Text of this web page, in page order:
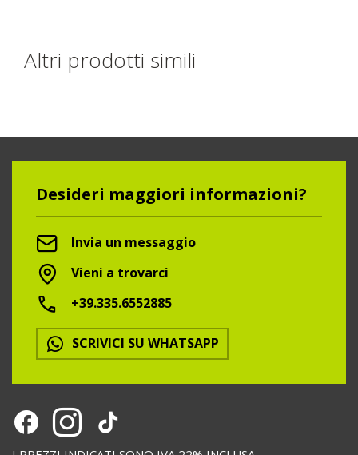
Altri prodotti simili
Desideri maggiori informazioni?
Invia un messaggio
Vieni a trovarci
+39.335.6552885
SCRIVICI SU WHATSAPP